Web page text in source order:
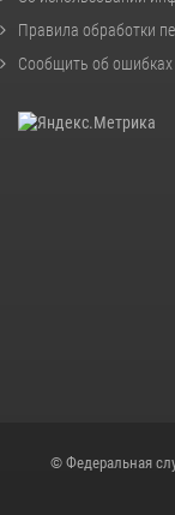
Правила обработки
Сообщить об ошибках
© Федеральная